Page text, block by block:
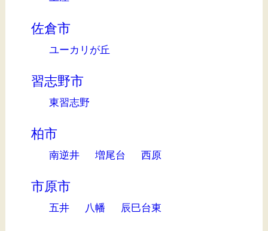
佐倉市
ユーカリが丘
習志野市
東習志野
柏市
南逆井 増尾台 西原
市原市
五井 八幡 辰巳台東